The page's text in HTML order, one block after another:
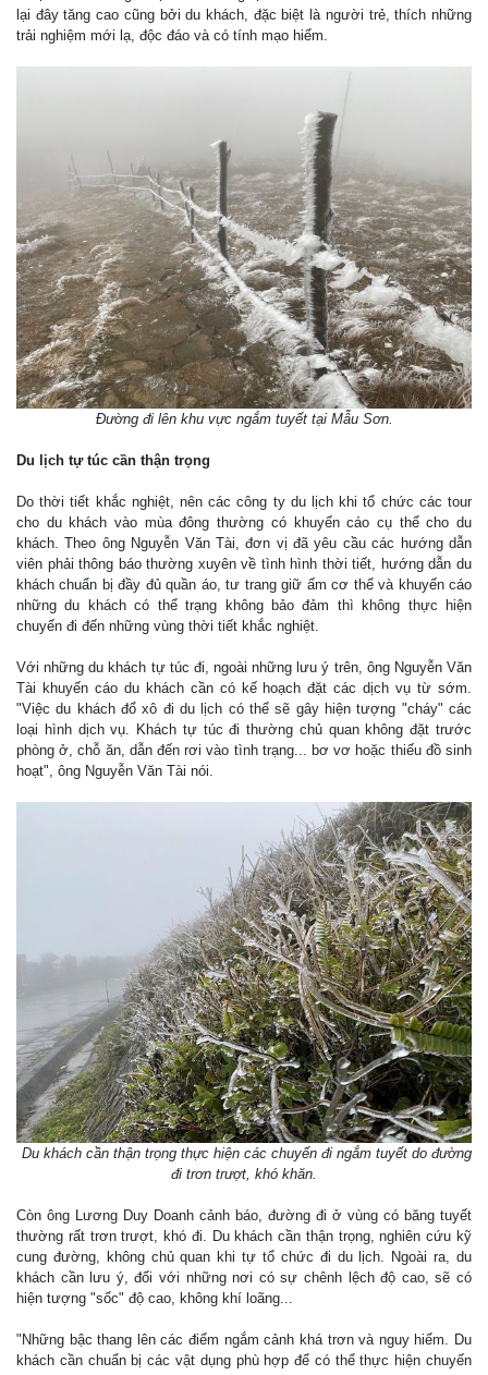
lại đây tăng cao cũng bởi du khách, đặc biệt là người trẻ, thích những
trải nghiệm mới lạ, độc đáo và có tính mạo hiểm.
Đường đi lên khu vực ngắm tuyết tại Mẫu Sơn.
Du lịch tự túc cần thận trọng
Do thời tiết khắc nghiệt, nên các công ty du lịch khi tổ chức các tour
cho du khách vào mùa đông thường có khuyến cáo cụ thể cho du
khách. Theo ông Nguyễn Văn Tài, đơn vị đã yêu cầu các hướng dẫn
viên phải thông báo thường xuyên về tình hình thời tiết, hướng dẫn du
khách chuẩn bị đầy đủ quần áo, tư trang giữ ấm cơ thể và khuyến cáo
những du khách có thể trạng không bảo đảm thì không thực hiện
chuyến đi đến những vùng thời tiết khắc nghiệt.
Với những du khách tự túc đi, ngoài những lưu ý trên, ông Nguyễn Văn
Tài khuyến cáo du khách cần có kế hoạch đặt các dịch vụ từ sớm.
"Việc du khách đổ xô đi du lịch có thể sẽ gây hiện tượng "cháy" các
loại hình dịch vụ. Khách tự túc đi thường chủ quan không đặt trước
phòng ở, chỗ ăn, dẫn đến rơi vào tình trạng... bơ vơ hoặc thiếu đồ sinh
hoạt", ông Nguyễn Văn Tài nói.
Du khách cần thận trọng thực hiện các chuyến đi ngắm tuyết do đường
đi trơn trượt, khó khăn.
Còn ông Lương Duy Doanh cảnh báo, đường đi ở vùng có băng tuyết
thường rất trơn trượt, khó đi. Du khách cần thận trọng, nghiên cứu kỹ
cung đường, không chủ quan khi tự tổ chức đi du lịch. Ngoài ra, du
khách cần lưu ý, đối với những nơi có sự chênh lệch độ cao, sẽ có
hiện tượng "sốc" độ cao, không khí loãng...
"Những bậc thang lên các điểm ngắm cảnh khá trơn và nguy hiểm. Du
khách cần chuẩn bị các vật dụng phù hợp để có thể thực hiện chuyến